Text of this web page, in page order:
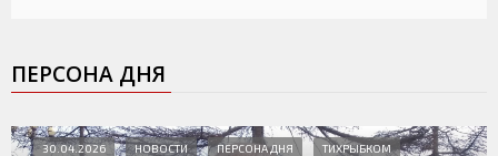
ПЕРСОНА ДНЯ
30.04.2026 НОВОСТИ ПЕРСОНА ДНЯ ТИХРЫБКОМ